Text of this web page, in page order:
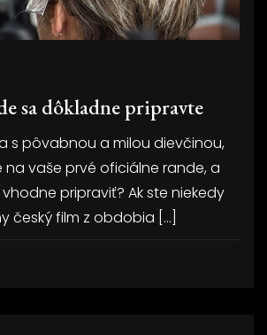
sa dôkladne pripravte
s pôvabnou a milou dievčinou,
vaše prvé oficiálne rande, a
pripraviť? Ak ste niekedy
český film z obdobia […]